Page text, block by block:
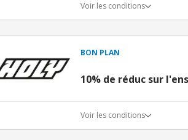
Voir les conditions
BON PLAN
10% de réduc sur
Voir les conditions